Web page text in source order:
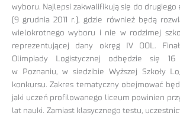
wyboru. Najlepsi zakwalifikują się do drugiego
(9 grudnia 2011 r.), gdzie również będą
wielokrotnego wyboru i nie w rodzimej
reprezentującej dany okręg IV OOL.
Olimpiady Logistycznej odbędzie się
w Poznaniu, w siedzibie Wyższej Szkoły
konkursu. Zakres tematyczny obejmować
jaki uczeń profilowanego liceum powinien
lat nauki. Zamiast klasycznego testu,